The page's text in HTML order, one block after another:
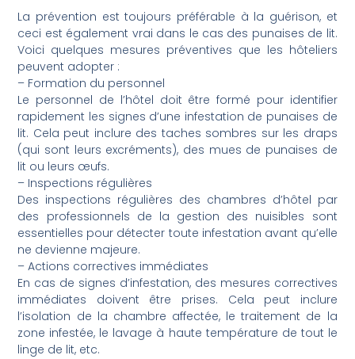
La prévention est toujours préférable à la guérison, et
ceci est également vrai dans le cas des punaises de lit.
Voici quelques mesures préventives que les hôteliers
peuvent adopter :
– Formation du personnel
Le personnel de l’hôtel doit être formé pour identifier
rapidement les signes d’une infestation de punaises de
lit. Cela peut inclure des taches sombres sur les draps
(qui sont leurs excréments), des mues de punaises de
lit ou leurs œufs.
– Inspections régulières
Des inspections régulières des chambres d’hôtel par
des professionnels de la gestion des nuisibles sont
essentielles pour détecter toute infestation avant qu’elle
ne devienne majeure.
– Actions correctives immédiates
En cas de signes d’infestation, des mesures correctives
immédiates doivent être prises. Cela peut inclure
l’isolation de la chambre affectée, le traitement de la
zone infestée, le lavage à haute température de tout le
linge de lit, etc.